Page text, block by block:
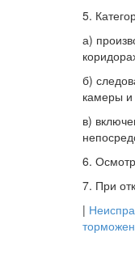
5.
а)
б)
камеры и
в)
6.
7. При
|